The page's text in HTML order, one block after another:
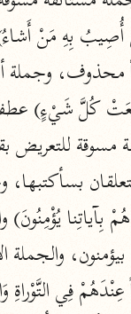
اشترك